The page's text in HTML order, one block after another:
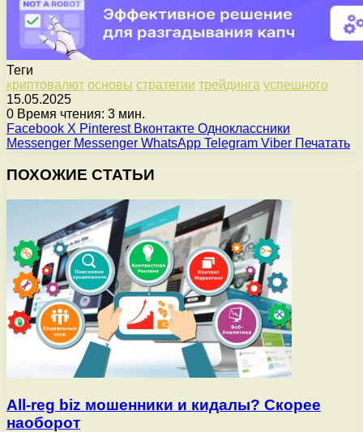
Теги
криптовалют основы стратегии трейдинга успешного
15.05.2025
0 Время чтения: 3 мин.
Facebook X Pinterest Вконтакте Одноклассники
Messenger Messenger WhatsApp Telegram Viber Печатать
ПОХОЖИЕ СТАТЬИ
All-reg biz мошенники и кидалы? Скорее
наоборот